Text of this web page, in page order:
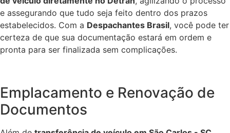
e assegurando que tudo seja feito dentro dos prazos
estabelecidos. Com a Despachantes Brasil, você pode ter
certeza de que sua documentação estará em ordem e
pronta para ser finalizada sem complicações.
Emplacamento e Renovação de
Documentos